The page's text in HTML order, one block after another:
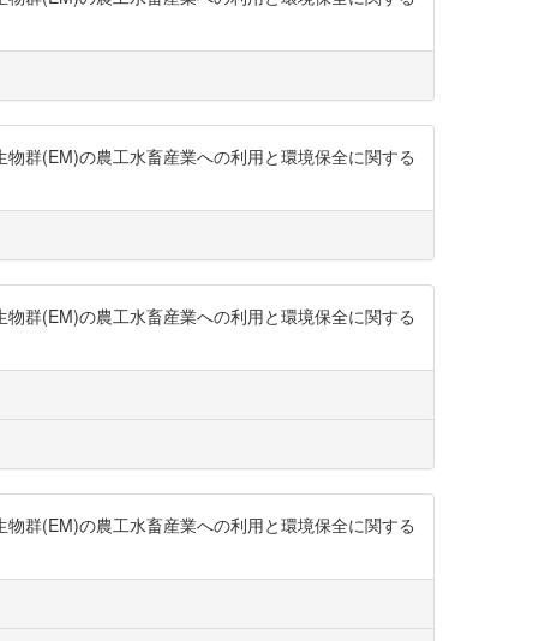
群(EM)の農工水畜産業への利用と環境保全に関する
群(EM)の農工水畜産業への利用と環境保全に関する
群(EM)の農工水畜産業への利用と環境保全に関する